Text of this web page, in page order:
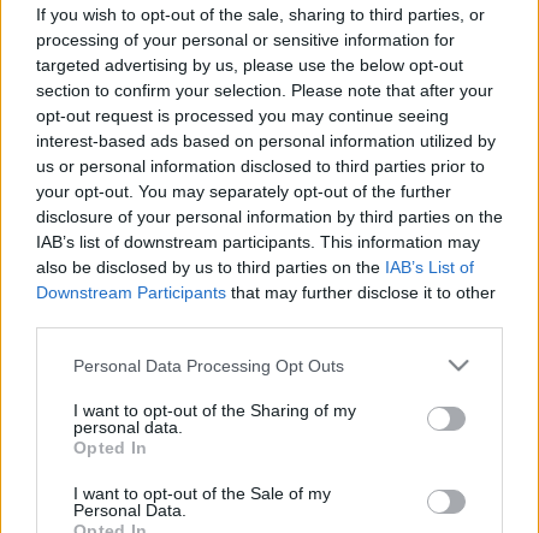
If you wish to opt-out of the sale, sharing to third parties, or
processing of your personal or sensitive information for
targeted advertising by us, please use the below opt-out
section to confirm your selection. Please note that after your
opt-out request is processed you may continue seeing
interest-based ads based on personal information utilized by
us or personal information disclosed to third parties prior to
your opt-out. You may separately opt-out of the further
disclosure of your personal information by third parties on the
IAB’s list of downstream participants. This information may
also be disclosed by us to third parties on the IAB’s List of
Downstream Participants that may further disclose it to other
Please note that this website/app uses one or more Google
not limited to your visit or usage behaviour. You may click to
grant or deny consent to Google and its third-party tags to
use your data for below specified purposes in below Google
consent section.
Personal Data Processing Opt Outs
I want to opt-out of the Sharing of my
personal data.
Opted In
I want to opt-out of the Sale of my
Personal Data.
csinálni?
Ez a 10 másodperces otthoni teszt
meglepően pontos képet adhat az
egészségi állapotáról – Ön meg
tudja csinálni?